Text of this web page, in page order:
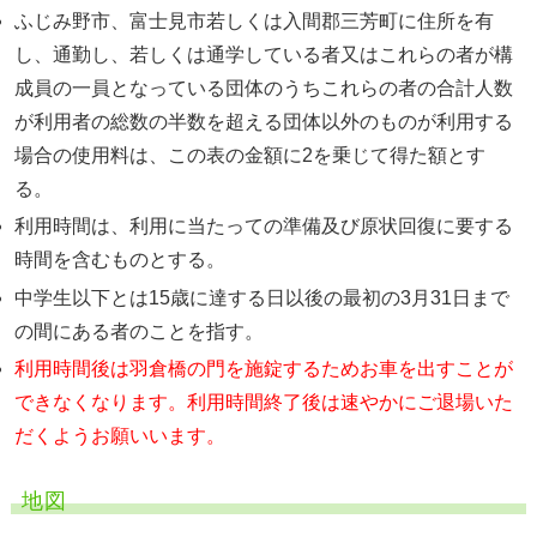
ふじみ野市、富士見市若しくは入間郡三芳町に住所を有
し、通勤し、若しくは通学している者又はこれらの者が構
成員の一員となっている団体のうちこれらの者の合計人数
が利用者の総数の半数を超える団体以外のものが利用する
場合の使用料は、この表の金額に2を乗じて得た額とす
る。
利用時間は、利用に当たっての準備及び原状回復に要する
時間を含むものとする。
中学生以下とは15歳に達する日以後の最初の3月31 日まで
の間にある者のことを指す。
利用時間後は羽倉橋の門を施錠するためお車を出すことが
できなくなります。利用時間終了後は速やかにご退場いた
だくようお願いいます。
地図